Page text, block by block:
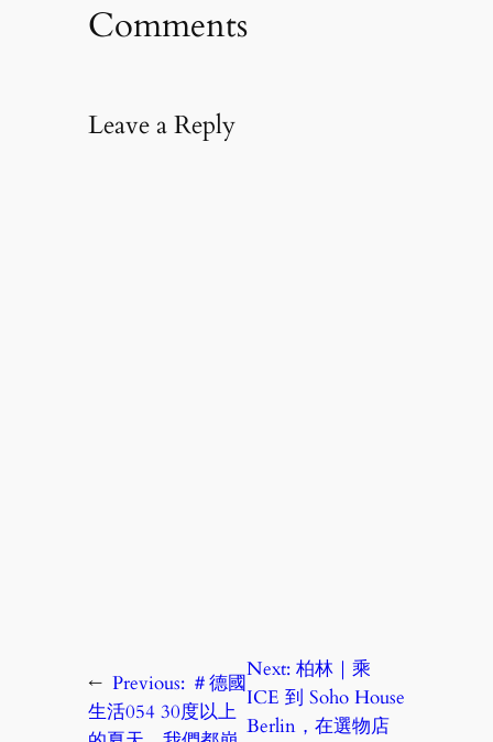
Comments
Leave a Reply
← Previous: ＃德國
生活054 30度以上
Next: 柏林｜乘
ICE 到 Soho House
Berlin，在選物店